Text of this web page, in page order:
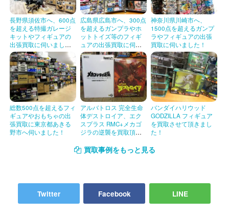
オーキッドシード 1/5 ソニコミパッケージ Ver. 4582292601265
メガハウス POP レベッカ 4535123714603
A+(エイプラス) 1/1.45 囚われの竜戦士 ブランウ
ェン
4571382170378
ドラゴントイ 美夜=リンドブルーム 1/6 4571467860439
グッドスマイルカンパニー 楪いのり 1/8 塗装済
完成品
4582191965819
アルター 秋山澪 1/8 4560228202328
アルター 結城美柑 1/7 4560228203479
長野県須佐市へ、600点
を超える特撮ガレージ
キットやフィギュアの
出張買取に伺いまし
た！
広島県広島市へ、300点
を超えるガンプラやホ
ットトイズ等のフィギ
ュアの出張買取に伺い
ました！
神奈川県川崎市へ、
1500点を超えるガンプ
ラやフィギュアの出張
買取に伺いました！
総数500点を超えるフィ
ギュアやおもちゃの出
張買取に東京都あきる
野市へ伺いました！
アルバトロス 完全生命
体デストロイア、エク
スプラス RMC+メカゴ
ジラの逆襲を買取頂き
バンダイハリウッド
GODZILLA フィギュア
を買取させて頂きまし
た！
買取事例をもっと見る
Twitter Facebook LINE